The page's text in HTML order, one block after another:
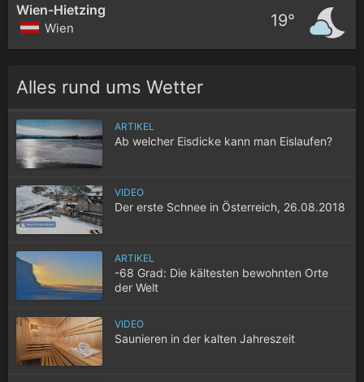
Wien-Hietzing
Wien 19°
Alles rund ums Wetter
ARTIKEL
Ab welcher Eisdicke kann man Eislaufen?
VIDEO
Der erste Schnee in Österreich, 26.08.2018
ARTIKEL
-68 Grad: Die kältesten bewohnten Orte
der Welt
VIDEO
Saunieren in der kalten Jahreszeit